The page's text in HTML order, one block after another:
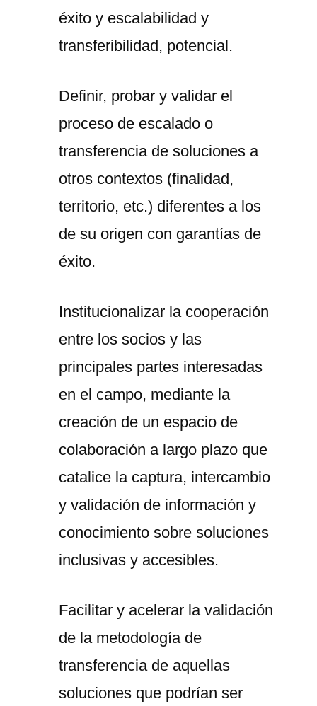
éxito y escalabilidad y
transferibilidad, potencial.
Definir, probar y validar el
proceso de escalado o
transferencia de soluciones a
otros contextos (finalidad,
territorio, etc.) diferentes a los
de su origen con garantías de
éxito.
Institucionalizar la cooperación
entre los socios y las
principales partes interesadas
en el campo, mediante la
creación de un espacio de
colaboración a largo plazo que
catalice la captura, intercambio
y validación de información y
conocimiento sobre soluciones
inclusivas y accesibles.
Facilitar y acelerar la validación
de la metodología de
transferencia de aquellas
soluciones que podrían ser